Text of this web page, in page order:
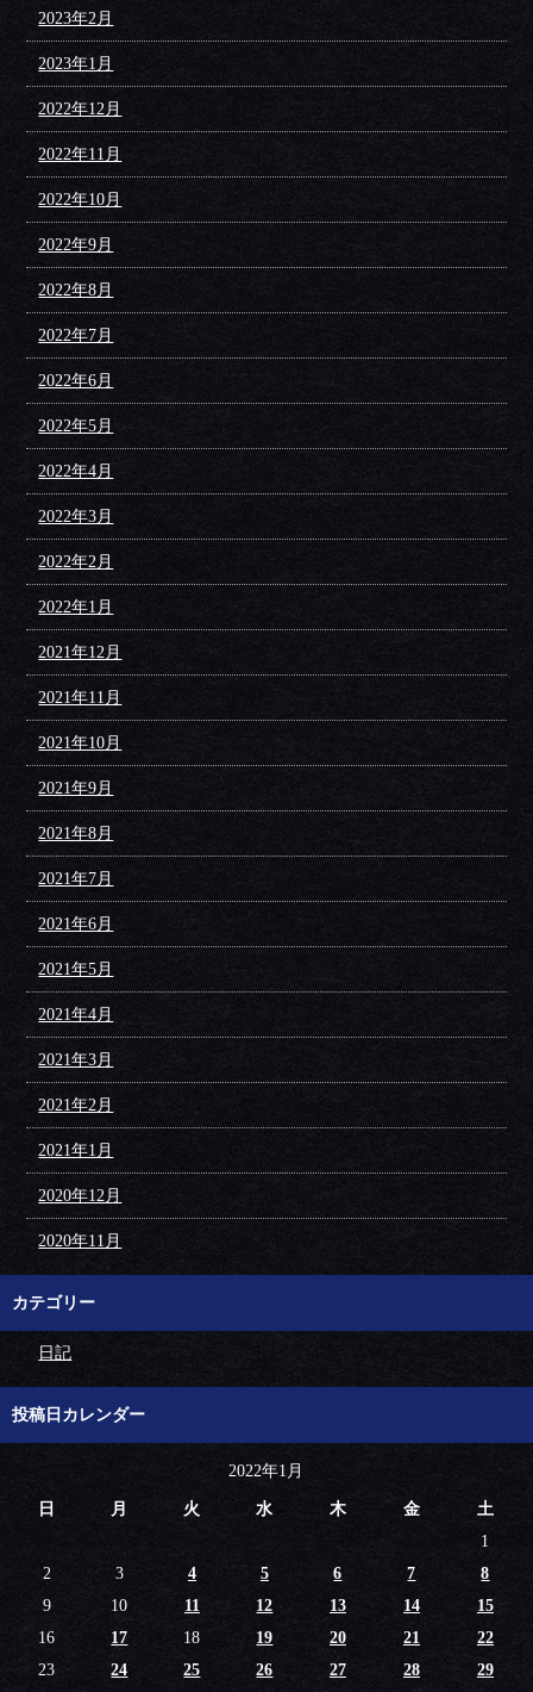
2023年2月
2023年1月
2022年12月
2022年11月
2022年10月
2022年9月
2022年8月
2022年7月
2022年6月
2022年5月
2022年4月
2022年3月
2022年2月
2022年1月
2021年12月
2021年11月
2021年10月
2021年9月
2021年8月
2021年7月
2021年6月
2021年5月
2021年4月
2021年3月
2021年2月
2021年1月
2020年12月
2020年11月
カテゴリー
日記
投稿日カレンダー
2022年1月
日 月 火 水 木 金
土
1
2
3 4 5 6 7
8
9
10 11 12 13 14
15
16
17 18 19 20 21
22
23
24 25 26 27 28 29